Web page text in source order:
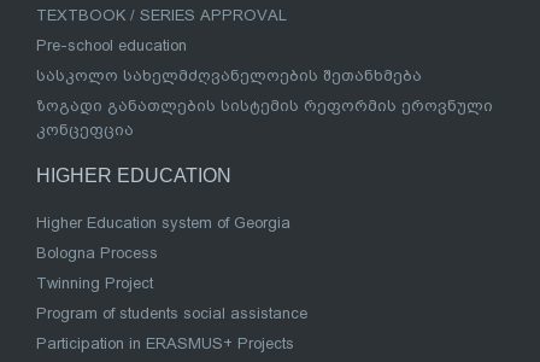
TEXTBOOK / SERIES APPROVAL
Pre-school education
სასკოლო სახელმძღვანელოების შეთანხმება
ზოგადი განათლების სისტემის რეფორმის ეროვნული
კონცეფცია
HIGHER EDUCATION
Higher Education system of Georgia
Bologna Process
Twinning Project
Program of students social assistance
Participation in ERASMUS+ Projects